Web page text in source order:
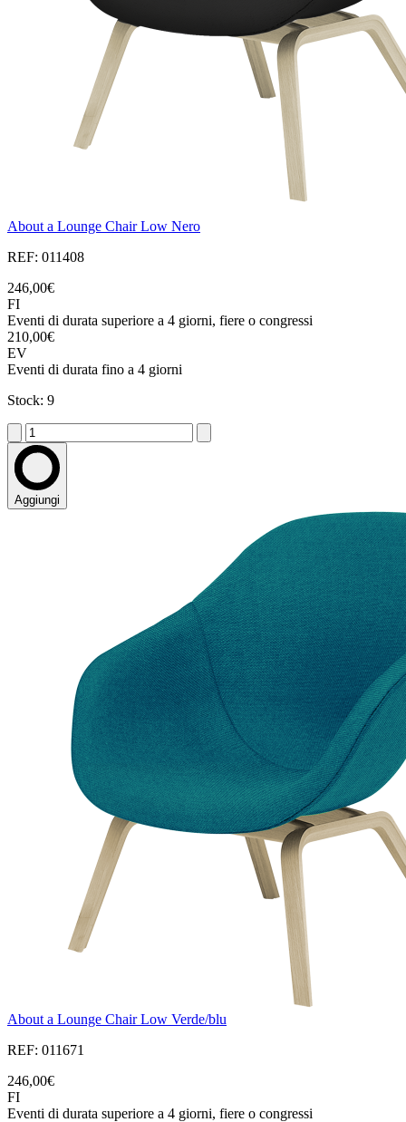
About a Lounge Chair Low Nero
REF: 011408
246,00€
FI
Eventi di durata superiore a 4 giorni, fiere o congressi
210,00€
EV
Eventi di durata fino a 4 giorni
Stock: 9
Aggiungi
About a Lounge Chair Low Verde/blu
REF: 011671
246,00€
FI
Eventi di durata superiore a 4 giorni, fiere o congressi